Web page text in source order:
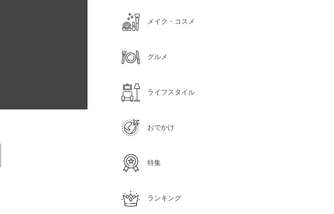
メイク・コスメ
グルメ
ライフスタイル
おでかけ
特集
ランキング